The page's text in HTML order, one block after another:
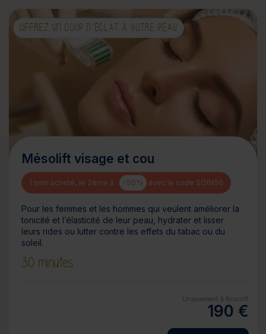
OFFREZ UN COUP D’ÉCLAT À VOTRE PEAU
Mésolift visage et cou
1 soin acheté, le 2ème à -50% avec le code SOIN50
Pour les femmes et les hommes qui veulent améliorer la
tonicité et l’élasticité de leur peau, hydrater et lisser
leurs rides ou lutter contre les effets du tabac ou du
soleil.
30 minutes
Uniquement à Roscoff
190 €